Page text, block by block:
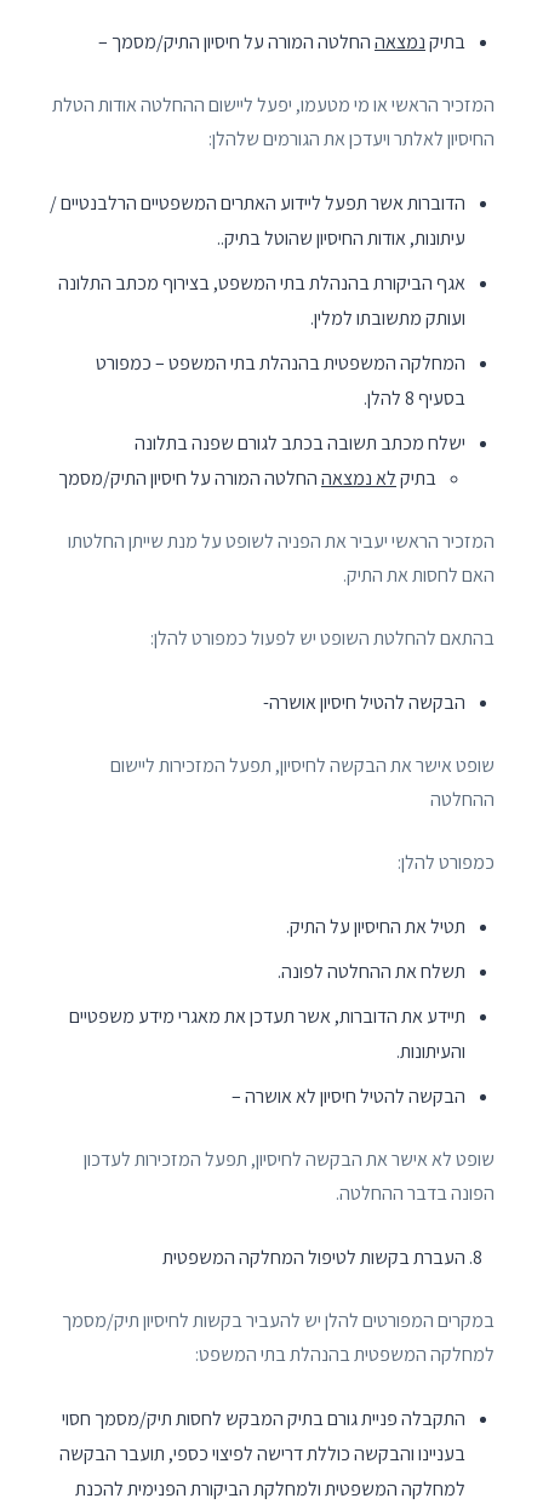
בתיקנמצאההחלטה המורה על חיסיון התיק/מסמך –
המזכיר הראשי או מי מטעמו, יפעל ליישום ההחלטה אודות הטלת
החיסיון לאלתר ויעדכן את הגורמים שלהלן:
הדוברות אשר תפעל ליידוע האתרים המשפטיים הרלבנטיים /
עיתונות, אודות החיסיון שהוטל בתיק..
אגף הביקורת בהנהלת בתי המשפט, בצירוף מכתב התלונה
ועותק מתשובתו למלין.
המחלקה המשפטית בהנהלת בתי המשפט – כמפורט
בסעיף 8 להלן.
ישלח מכתב תשובה בכתב לגורם שפנה בתלונה
בתיקלא נמצאההחלטה המורה על חיסיון התיק/מסמך
המזכיר הראשי יעביר את הפניה לשופט על מנת שייתן החלטתו
האם לחסות את התיק.
בהתאם להחלטת השופט יש לפעול כמפורט להלן:
הבקשה להטיל חיסיון אושרה-
שופט אישר את הבקשה לחיסיון, תפעל המזכירות ליישום
ההחלטה
כמפורט להלן:
תטיל את החיסיון על התיק.
תשלח את ההחלטה לפונה.
תיידע את הדוברות, אשר תעדכן את מאגרי מידע משפטיים
והעיתונות.
הבקשה להטיל חיסיון לא אושרה –
שופט לא אישר את הבקשה לחיסיון, תפעל המזכירות לעדכון
הפונה בדבר ההחלטה.
העברת בקשות לטיפול המחלקה המשפטית
במקרים המפורטים להלן יש להעביר בקשות לחיסיון תיק/מסמך
למחלקה המשפטית בהנהלת בתי המשפט:
התקבלה פניית גורם בתיק המבקש לחסות תיק/מסמך חסוי
בעניינו והבקשה כוללת דרישה לפיצוי כספי, תועבר הבקשה
למחלקה המשפטית ולמחלקת הביקורת הפנימית להכנת